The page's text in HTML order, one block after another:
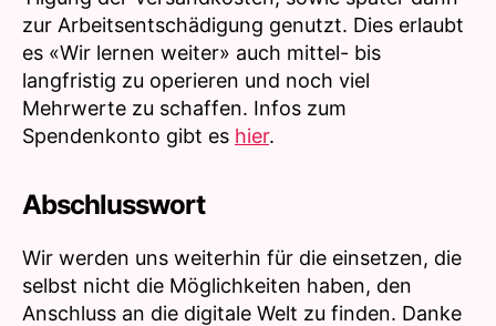
zur Arbeitsentschädigung genutzt. Dies erlaubt
es «Wir lernen weiter» auch mittel- bis
langfristig zu operieren und noch viel
Mehrwerte zu schaffen. Infos zum
Spendenkonto gibt es hier.
Abschlusswort
Wir werden uns weiterhin für die einsetzen, die
selbst nicht die Möglichkeiten haben, den
Anschluss an die digitale Welt zu finden. Danke